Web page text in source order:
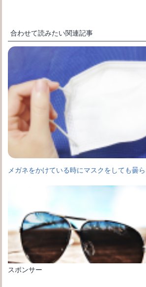
合わせて読みたい関連記事
メガネをかけている時にマスクをしても曇
スポンサー